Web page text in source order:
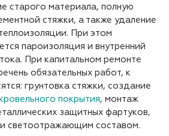
старого материала, полную
стяжки, а также удаление
При этом
пароизоляция и внутренний
При капитальном ремонте
обязательных работ, к
грунтовка стяжки, создание
покрытия, монтаж
защитных фартуков,
светоотражающим составом.